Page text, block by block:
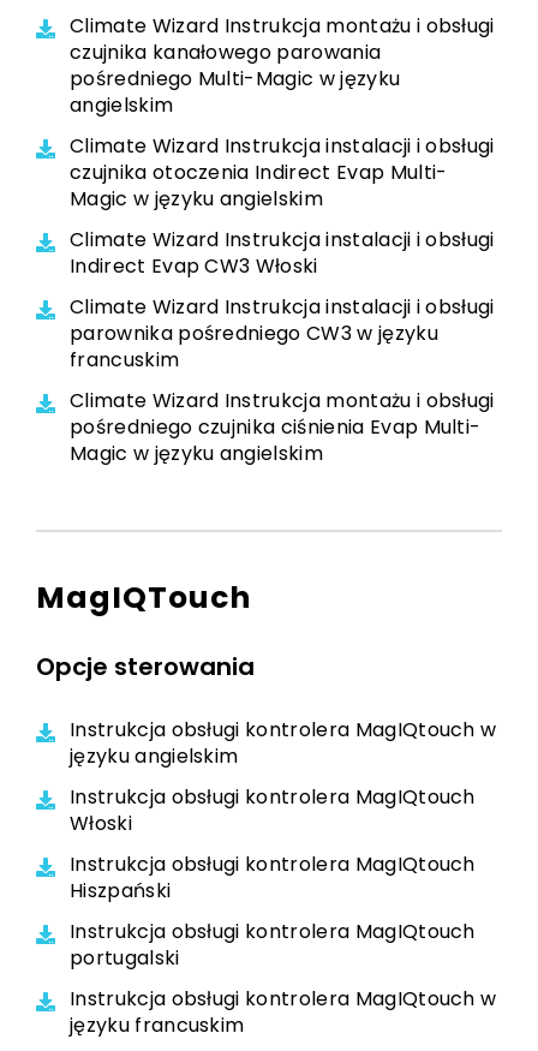
Climate Wizard Instrukcja montażu i obsługi
czujnika kanałowego parowania
pośredniego Multi-Magic w języku
angielskim
Climate Wizard Instrukcja instalacji i obsługi
czujnika otoczenia Indirect Evap Multi-
Magic w języku angielskim
Climate Wizard Instrukcja instalacji i obsługi
Indirect Evap CW3 Włoski
Climate Wizard Instrukcja instalacji i obsługi
parownika pośredniego CW3 w języku
francuskim
Climate Wizard Instrukcja montażu i obsługi
pośredniego czujnika ciśnienia Evap Multi-
Magic w języku angielskim
MagIQTouch
Opcje sterowania
Instrukcja obsługi kontrolera MagIQtouch w
języku angielskim
Instrukcja obsługi kontrolera MagIQtouch
Włoski
Instrukcja obsługi kontrolera MagIQtouch
Hiszpański
Instrukcja obsługi kontrolera MagIQtouch
portugalski
Instrukcja obsługi kontrolera MagIQtouch w
języku francuskim